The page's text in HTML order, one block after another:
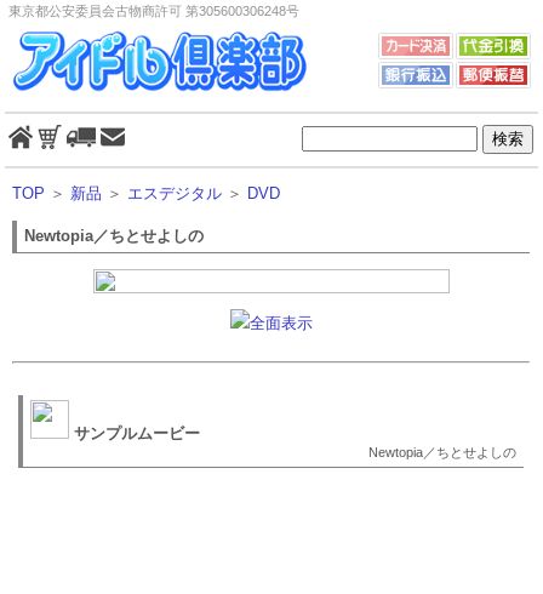
東京都公安委員会古物商許可 第305600306248号
TOP ＞ 新品 ＞ エスデジタル ＞ DVD
Newtopia／ちとせよしの
全面表示
サンプルムービー
Newtopia／ちとせよしの